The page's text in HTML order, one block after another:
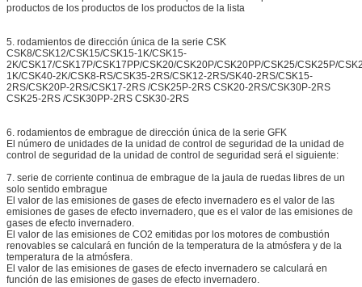
productos de los productos de los productos de la lista
5. rodamientos de dirección única de la serie CSK
CSK8/CSK12/CSK15/CSK15-1K/CSK15-
2K/CSK17/CSK17P/CSK17PP/CSK20/CSK20P/CSK20PP/CSK25/CSK25P/
1K/CSK40-2K/CSK8-RS/CSK35-2RS/CSK12-2RS/SK40-2RS/CSK15-
2RS/CSK20P-2RS/CSK17-2RS /CSK25P-2RS CSK20-2RS/CSK30P-2RS
CSK25-2RS /CSK30PP-2RS CSK30-2RS
6. rodamientos de embrague de dirección única de la serie GFK
El número de unidades de la unidad de control de seguridad de la unidad de
control de seguridad de la unidad de control de seguridad será el siguiente:
7. serie de corriente continua de embrague de la jaula de ruedas libres de un
solo sentido embrague
El valor de las emisiones de gases de efecto invernadero es el valor de las
emisiones de gases de efecto invernadero, que es el valor de las emisiones de
gases de efecto invernadero.
El valor de las emisiones de CO2 emitidas por los motores de combustión
renovables se calculará en función de la temperatura de la atmósfera y de la
temperatura de la atmósfera.
El valor de las emisiones de gases de efecto invernadero se calculará en
función de las emisiones de gases de efecto invernadero.